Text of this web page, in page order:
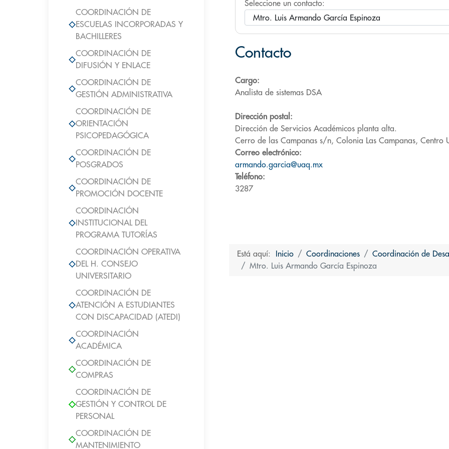
COORDINACIÓN DE
ESCUELAS INCORPORADAS Y
BACHILLERES
COORDINACIÓN DE
DIFUSIÓN Y ENLACE
COORDINACIÓN DE
GESTIÓN ADMINISTRATIVA
COORDINACIÓN DE
ORIENTACIÓN
PSICOPEDAGÓGICA
COORDINACIÓN DE
POSGRADOS
COORDINACIÓN DE
PROMOCIÓN DOCENTE
COORDINACIÓN
INSTITUCIONAL DEL
PROGRAMA TUTORÍAS
COORDINACIÓN OPERATIVA
DEL H. CONSEJO
UNIVERSITARIO
COORDINACIÓN DE
ATENCIÓN A ESTUDIANTES
CON DISCAPACIDAD (ATEDI)
COORDINACIÓN
ACADÉMICA
COORDINACIÓN DE
COMPRAS
COORDINACIÓN DE
GESTIÓN Y CONTROL DE
PERSONAL
COORDINACIÓN DE
MANTENIMIENTO
Seleccione un contacto:
Contacto
Cargo:
Analista de sistemas DSA
Dirección postal:
Dirección de Servicios Académicos planta alta.
Cerro de las Campanas s/n, Colonia Las Campanas, Centro
Correo electrónico:
armando.garcia@uaq.mx
Teléfono:
3287
Está aquí: Inicio Coordinaciones
Coordinación de
Mtro. Luis Armando García Espinoza